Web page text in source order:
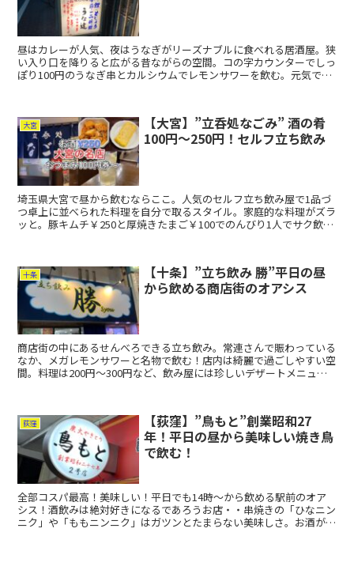
昼はカレーが人気、夜はうなぎがリーズナブルに食べれる居酒屋。狭
い入り口を降りると広がる昔ながらの空間。コの字カウンターでしっ
ぽり100円のうなぎ串とカルシウムでレモンサワーを飲む。元気で明
大宮
【大宮】”立呑処なごみ” 酒の肴
100円〜250円！セルフ立ち飲み
埼玉県大宮で昼から飲むならここ。人気のセルフ立ち飲み屋で1品づ
つ卓上に並べられた料理を自分で取るスタイル。家庭的な料理がズラ
ッと。豚キムチ￥250と厚焼きたまご￥100でのんびり1人でサク飲み
十条
【十条】”立ち飲み 勝”平日の昼
から飲める商店街のオアシス
商店街の中にあるせんべろできる立ち飲み。常連さんで賑わっている
なか、メガレモンサワーと名物で飲む！店内は綺麗で過ごしやすい空
間。料理は200円〜300円など、飲み屋には珍しいデザートメニュー
荻窪
【荻窪】”鳥もと”創業昭和27
年！平日の昼から美味しい焼き鳥
で飲む！
全部コスパ最高！美味しい！平日でも14時〜から飲める駅前のオア
シス！酒飲みは絶対好きになるであろうお店・・串焼きの「ひなニン
ニク」や「ももニンニク」はガツンとたまらない美味しさ。お酒が止